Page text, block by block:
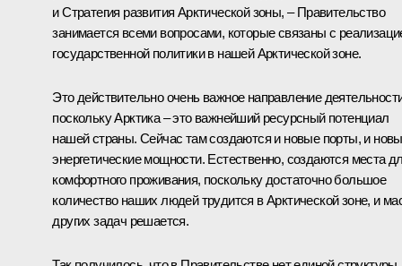
и Стратегия развития Арктической зоны, – Правительство
занимается всеми вопросами, которые связаны с
государственной политики в нашей Арктической зоне.
Это действительно очень важное направление
поскольку Арктика – это важнейший ресурсный потенциал
нашей страны. Сейчас там создаются и новые порты, и
энергетические мощности. Естественно, создаются места
комфортного проживания, поскольку достаточно большое
количество наших людей трудится в Арктической зоне, и
других задач решается.